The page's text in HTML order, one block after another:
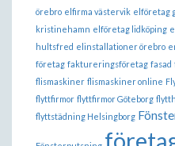
örebro elfirma västervik elföretag
kristinehamn elföretag lidköping
hultsfred elinstallationer örebro
företag faktureringsföretag fasad
flismaskiner flismaskiner online
flyttfirmor flyttfirmor Göteborg
flyttstädning Helsingborg